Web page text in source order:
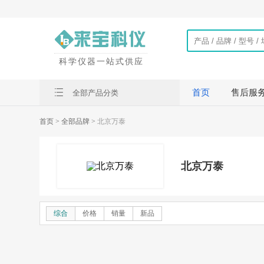
科学仪器一站式供应
全部产品分类 首页 售后服
首页 > 全部品牌 > 北京万泰
北京万泰
综合 价格 销量 新品